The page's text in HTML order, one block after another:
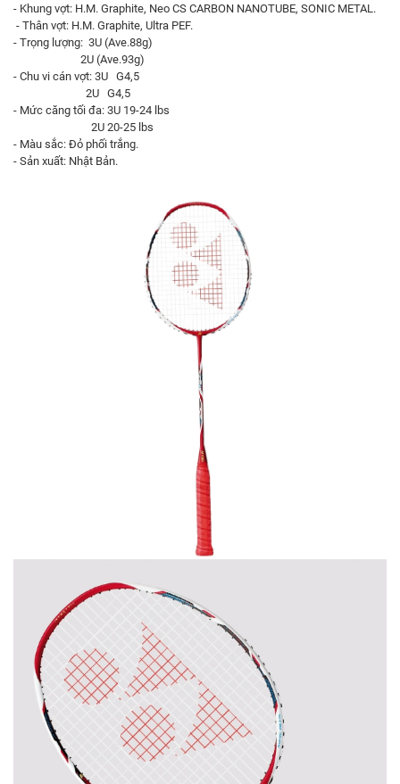
- Khung vợt: H.M. Graphite, Neo CS CARBON NANOTUBE, SONIC METAL.
- Thân vợt: H.M. Graphite, Ultra PEF.
- Trọng lượng: 3U (Ave.88g)
2U (Ave.93g)
- Chu vi cán vợt: 3U G4,5
2U G4,5
- Mức căng tối đa: 3U 19-24 lbs
2U 20-25 lbs
- Màu sắc: Đỏ phối trắng.
- Sản xuất: Nhật Bản.